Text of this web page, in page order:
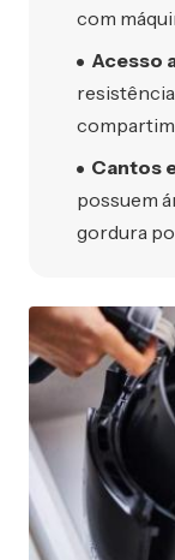
com
Acesso
Cantos
possuem
gordura